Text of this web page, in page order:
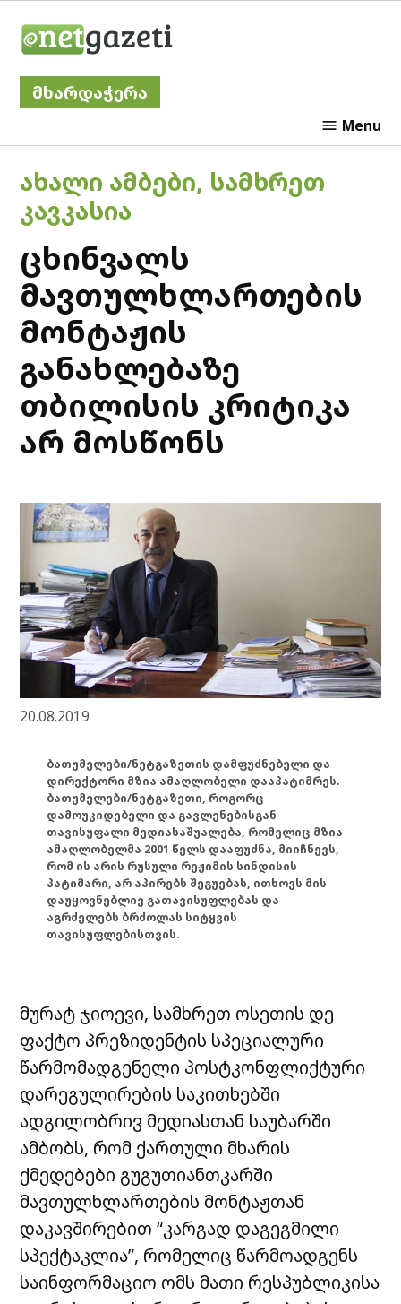
მხარდაჭერა
Menu
POSTED
IN
ᲐᲮᲐᲚᲘ ᲐᲛᲑᲔᲑᲘ, ᲡᲐᲛᲮᲠᲔᲗ
ᲙᲐᲕᲙᲐᲡᲘᲐ
ცხინვალს
მავთულხლართების
მონტაჟის
განახლებაზე
თბილისის კრიტიკა
არ მოსწონს
20.08.2019
ბათუმელები/ნეტგაზეთის დამფუძნებელი და
დირექტორი მზია ამაღლობელი დააპატიმრეს.
ბათუმელები/ნეტგაზეთი, როგორც
დამოუკიდებელი და გავლენებისგან
თავისუფალი მედიასაშუალება, რომელიც მზია
ამაღლობელმა 2001 წელს დააფუძნა, მიიჩნევს,
რომ ის არის რუსული რეჟიმის სინდისის
პატიმარი, არ აპირებს შეგუებას, ითხოვს მის
დაუყოვნებლივ გათავისუფლებას და
აგრძელებს ბრძოლას სიტყვის
თავისუფლებისთვის.
მურატ ჯიოევი, სამხრეთ ოსეთის დე
ფაქტო პრეზიდენტის სპეციალური
წარმომადგენელი პოსტკონფლიქტური
დარეგულირების საკითხებში
ადგილობრივ მედიასთან საუბარში
ამბობს, რომ ქართული მხარის
ქმედებები გუგუთიანთკარში
მავთულხლართების მონტაჟთან
დაკავშირებით “კარგად დაგეგმილი
სპექტაკლია”, რომელიც წარმოადგენს
საინფორმაციო ომს მათი რესპუბლიკისა